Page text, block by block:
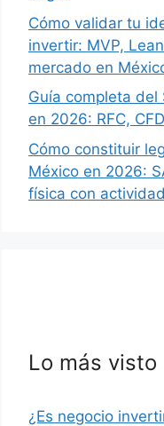
Cómo validar tu
invertir: MVP,
mercado en
Guía completa del
en 2026: RFC,
Cómo constituir
México en 2026:
física con
Lo más visto
¿Es negocio